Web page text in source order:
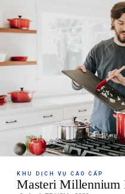
KHU DỊCH VỤ CAO CẤP
Masteri Millennium